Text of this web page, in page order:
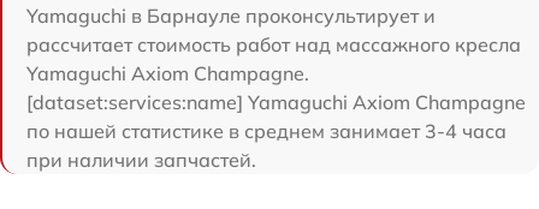
Yamaguchi в Барнауле проконсультирует и
рассчитает стоимость работ над массажного кресла
Yamaguchi Axiom Champagne.
[dataset:services:name] Yamaguchi Axiom Champagne
по нашей статистике в среднем занимает 3-4 часа
при наличии запчастей.